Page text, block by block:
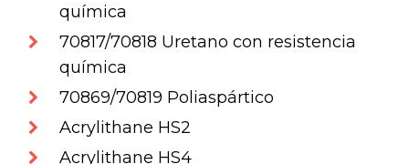
química
70817/70818 Uretano con resistencia
química
70869/70819 Poliaspártico
Acrylithane HS2
Acrylithane HS4